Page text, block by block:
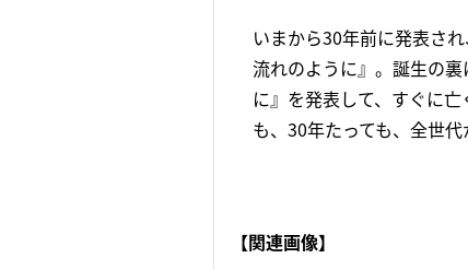
いまから30年前に発表さ
流れのように』。誕生の
に』を発表して、すぐに
も、30年たっても、全世
【関連画像】